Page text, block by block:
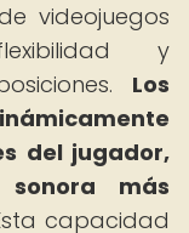
videojuegos
y
Los
del jugador,
sonora más
capacidad